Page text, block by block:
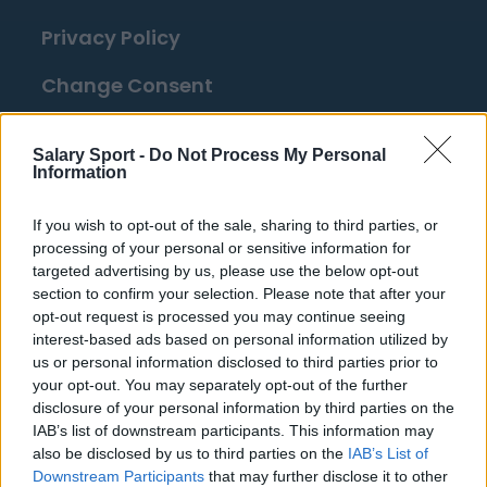
Salary Sport - Do Not Process My Personal
Information
If you wish to opt-out of the sale, sharing to third parties, or
processing of your personal or sensitive information for
targeted advertising by us, please use the below opt-out
section to confirm your selection. Please note that after your
opt-out request is processed you may continue seeing
interest-based ads based on personal information utilized by
us or personal information disclosed to third parties prior to
your opt-out. You may separately opt-out of the further
disclosure of your personal information by third parties on the
IAB’s list of downstream participants. This information may
also be disclosed by us to third parties on the IAB’s List of
Downstream Participants that may further disclose it to other
Privacy Policy
Change Consent
How much are football referees paid?
Football - Premier League
Brentford
Nottingham Forest
Tottenham Hotspur
Luton Town